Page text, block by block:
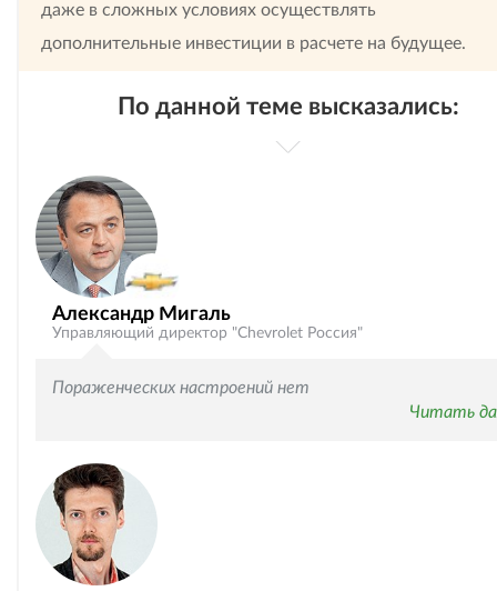
даже в сложных условиях осуществлять
дополнительные инвестиции в расчете на будущее.
По данной теме высказались:
Александр Мигаль
Управляющий директор "Chevrolet Россия"
Пораженческих настроений нет
Читать